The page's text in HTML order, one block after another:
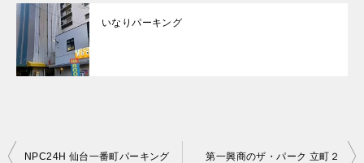
いなりパーキング
投
NPC24H 仙台一番町パーキング 第一興商のザ・パーク 立町２